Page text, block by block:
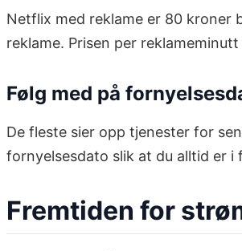
Netflix med reklame er 80 kroner
reklame. Prisen per
Følg med på
De fleste sier opp tjenester for
fornyelsesdato slik at du alltid er i
Fremtiden for